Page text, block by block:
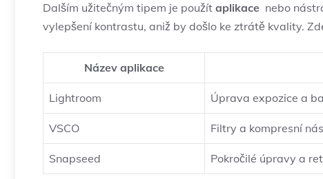
Dalším užitečným tipem je použít aplikace
nebo​
vylepšení kontrastu, aniž by došlo ​ke ⁤ztrátě ⁤kvality.
Název aplikace
Lightroom Úprava⁢ expozice ​a
VSCO Filtry a kompresní
Snapseed Pokročilé úpravy a